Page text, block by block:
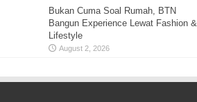
Bukan Cuma Soal Rumah, BTN
Bangun Experience Lewat Fashion &
Lifestyle
August 2, 2026